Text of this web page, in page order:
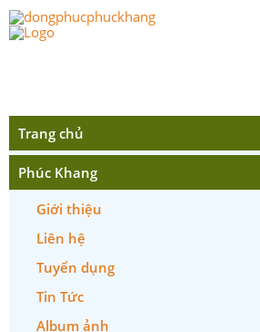
Trang chủ
Phúc Khang
Giới thiệu
Liên hệ
Tuyển dụng
Tin Tức
Album ảnh